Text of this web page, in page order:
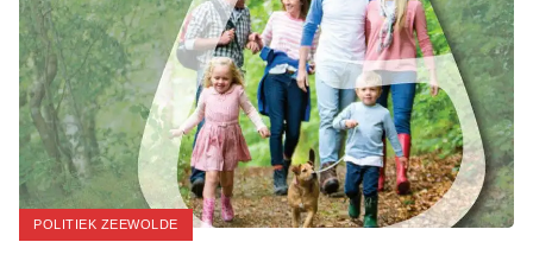
POLITIEK ZEEWOLDE